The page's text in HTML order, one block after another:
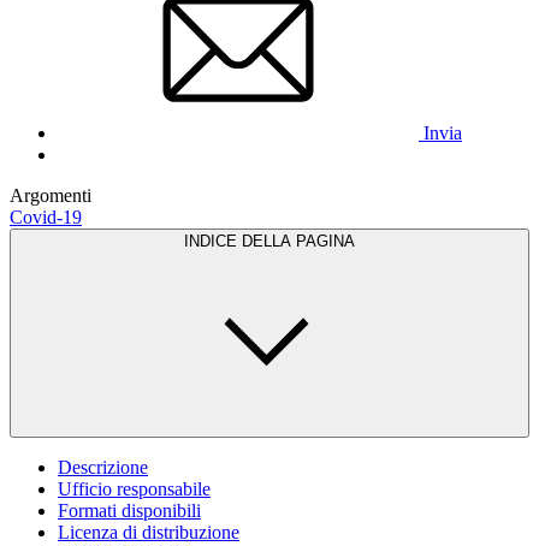
Invia
Argomenti
Covid-19
INDICE DELLA PAGINA
Descrizione
Ufficio responsabile
Formati disponibili
Licenza di distribuzione